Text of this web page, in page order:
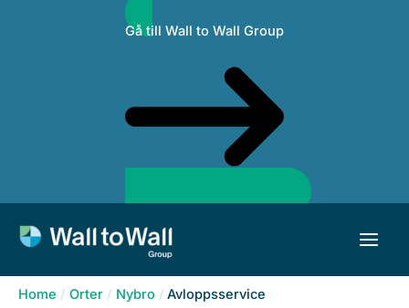
Gå till Wall to Wall Group
Home Orter Nybro Avloppsservice